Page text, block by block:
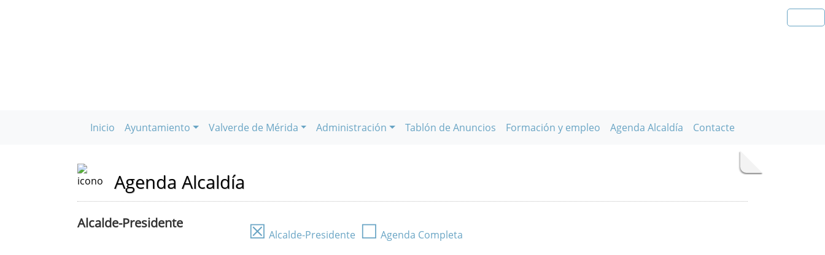
Inicio Ayuntamiento Valverde de Mérida Administración Tablón de Anuncios Formación y empleo Agenda Alcaldía Contacte
Agenda Alcaldía
Alcalde-Presidente ☒ Alcalde-Presidente ☐ Agenda Completa